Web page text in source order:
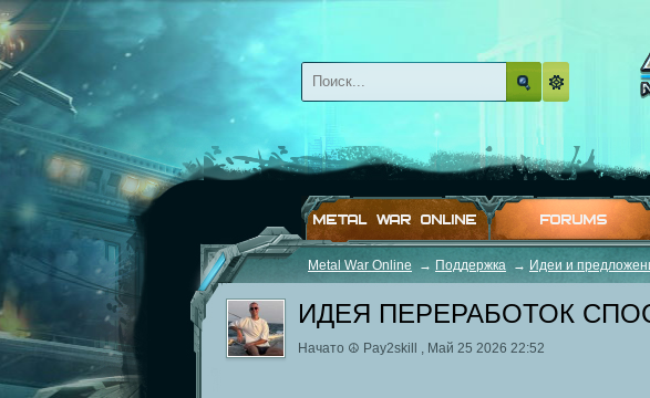
METAL WAR ONLINE FORUMS
Metal War Online → Поддержка → Идеи и
ИДЕЯ ПЕРЕРАБОТОК
Начато ☮ Pay2skill , Май 25 2026 22:52